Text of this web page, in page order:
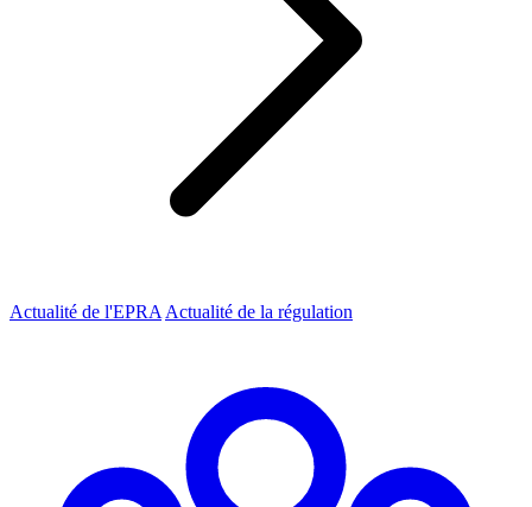
Actualité de l'EPRA Actualité de la régulation